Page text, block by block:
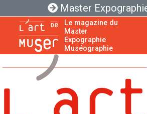
Master
Le magazine du
Master
Expographie
Muséographie